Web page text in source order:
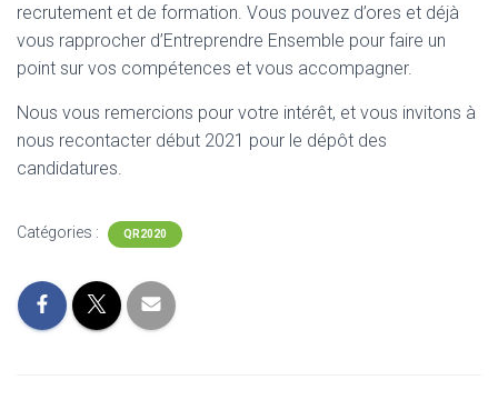
recrutement et de formation. Vous pouvez d’ores et déjà
vous rapprocher d’Entreprendre Ensemble pour faire un
point sur vos compétences et vous accompagner.
Nous vous remercions pour votre intérêt, et vous invitons à
nous recontacter début 2021 pour le dépôt des
candidatures.
Catégories : QR2020